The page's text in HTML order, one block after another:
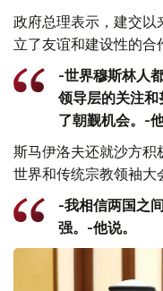
政府总理表示，建交以
立了友谊和建设性的合
-世界穆斯林人
领导层的关注
了朝觐机会。-他
斯马伊洛夫还就沙方积
世界和传统宗教领袖大
-我相信两国之
强。-他说。